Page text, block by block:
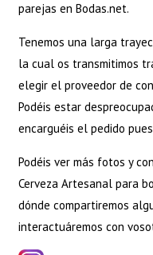
parejas en Bodas.net.
Tenemos una larga
la cual os transmitimos
elegir el proveedor de
Podéis estar
encarguéis el pedido
Podéis ver más fotos y
Cerveza Artesanal para
dónde compartiremos
interactuáremos con